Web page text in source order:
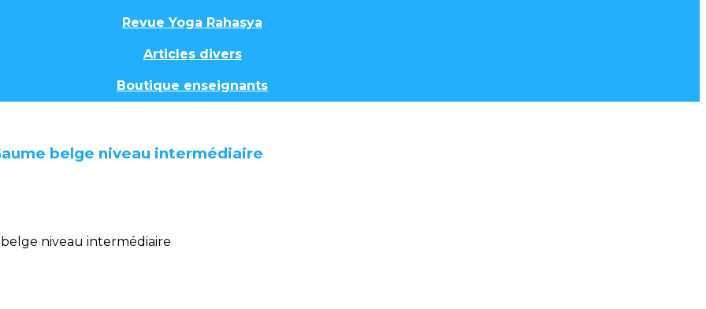
Revue Yoga Rahasya
Articles divers
Boutique enseignants
belge niveau intermédiaire
niveau intermédiaire